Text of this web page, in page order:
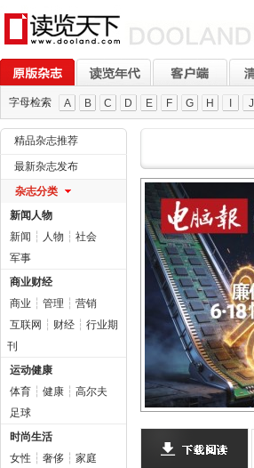
字母检索 A B C D E F G H J
精品杂志推荐
最新杂志发布
杂志分类
新闻人物
新闻 ┆ 人物 ┆ 社会
军事
商业财经
商业 ┆ 管理 ┆ 营销
互联网 ┆ 财经 ┆ 行业期
刊
运动健康
体育 ┆ 健康 ┆ 高尔夫
足球
时尚生活
女性 ┆ 奢侈 ┆ 家庭